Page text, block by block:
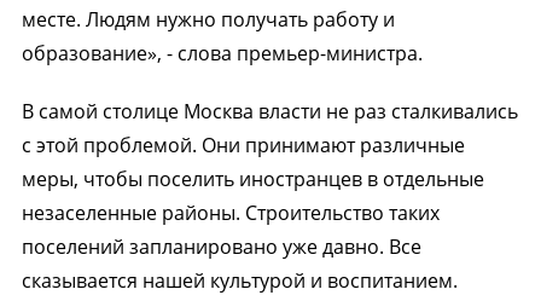
месте. Людям нужно получать работу и
образование», - слова премьер-министра.
В самой столице Москва власти не раз сталкивались
с этой проблемой. Они принимают различные
меры, чтобы поселить иностранцев в отдельные
незаселенные районы. Строительство таких
поселений запланировано уже давно. Все
сказывается нашей культурой и воспитанием.